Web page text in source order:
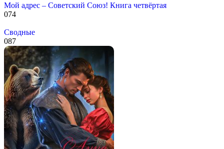
Мой адрес – Советский Союз! Книга четвёртая
074
Сводные
087